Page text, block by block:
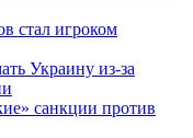
стал игроком
Украину из-за
санкции против